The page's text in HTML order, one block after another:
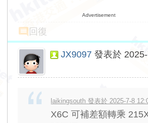
Advertisement
回復
JX9097 發表於
laikingsouth 發表於 2025-7-8
X6C 可補差額轉乘